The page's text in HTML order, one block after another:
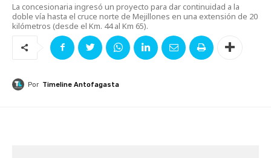
La concesionaria ingresó un proyecto para dar continuidad a la
doble vía hasta el cruce norte de Mejillones en una extensión de 20
kilómetros (desde el Km. 44 al Km 65).
Por Timeline Antofagasta